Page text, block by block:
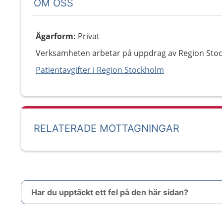
OM OSS
Ägarform: Privat
Verksamheten arbetar på uppdrag av Region
Patientavgifter i Region Stockholm
RELATERADE MOTTAGNINGAR
Har du upptäckt ett fel på den här sidan?